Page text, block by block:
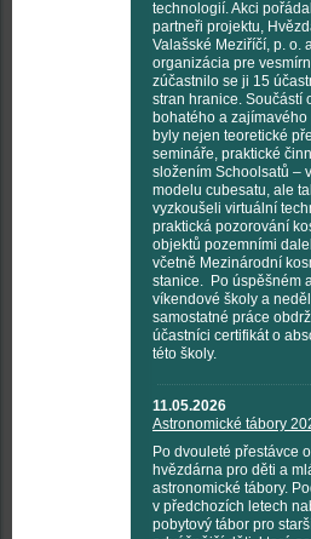
technologií. Akci
partneři projektu,
Valašské Meziříčí, p. o.
organizácia pre
zúčastnilo se ji 15
stran hranice. Součástí
bohatého a zajímavého
byly nejen teoretické
semináře, praktické
složením Schoolsatů –
modelu cubesatu, ale
vyzkoušeli virtuální
praktická pozorování
objektů pozemními
včetně Mezinárodní
stanice. Po úspěšném
víkendové školy a
samostatné práce
účastníci certifikát o
této školy.
11.05.2026
Astronomické tábory
Po dvouleté přestávce
hvězdárna pro děti a
astronomické tábory.
v předchozích letech
pobytový tábor pro